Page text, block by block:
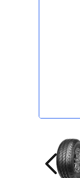
Previous